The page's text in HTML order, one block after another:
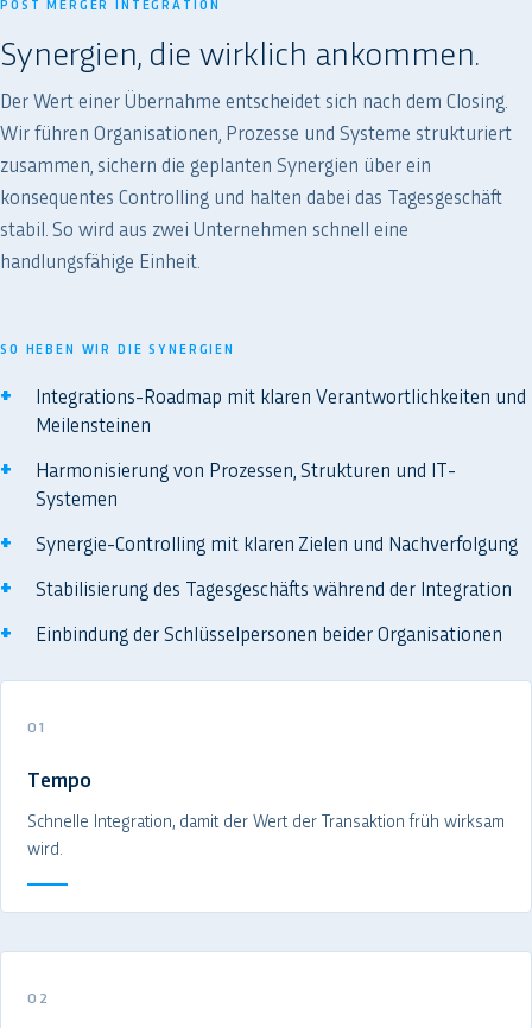
POST MERGER INTEGRATION
Synergien, die wirklich ankommen.
Der Wert einer Übernahme entscheidet sich nach dem Closing.
Wir führen Organisationen, Prozesse und Systeme strukturiert
zusammen, sichern die geplanten Synergien über ein
konsequentes Controlling und halten dabei das Tagesgeschäft
stabil. So wird aus zwei Unternehmen schnell eine
handlungsfähige Einheit.
SO HEBEN WIR DIE SYNERGIEN
Integrations-Roadmap mit klaren Verantwortlichkeiten und
Meilensteinen
Harmonisierung von Prozessen, Strukturen und IT-
Systemen
Synergie-Controlling mit klaren Zielen und Nachverfolgung
Stabilisierung des Tagesgeschäfts während der Integration
Einbindung der Schlüsselpersonen beider Organisationen
01
Tempo
Schnelle Integration, damit der Wert der Transaktion früh wirksam
wird.
02